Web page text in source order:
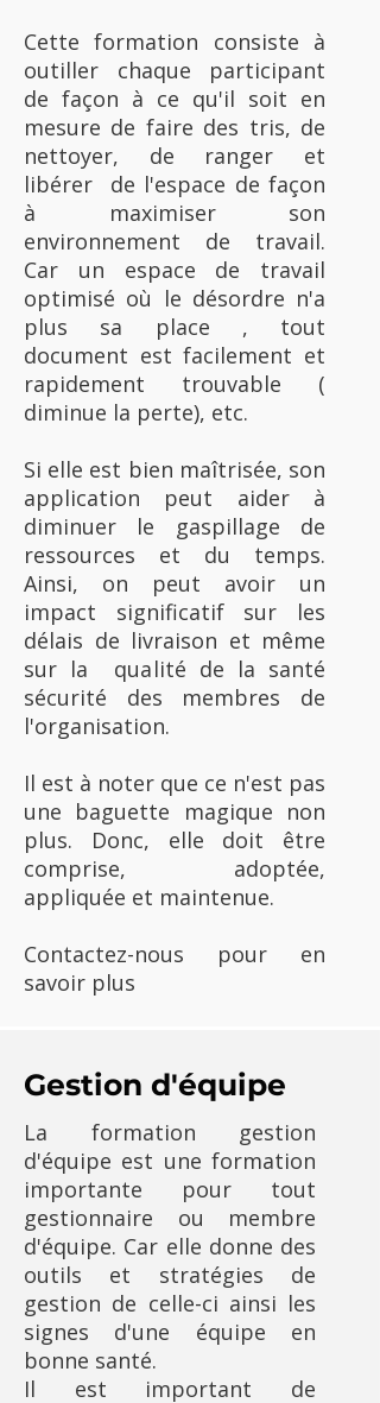
Cette formation consiste à
outiller chaque participant
de façon à ce qu'il soit en
mesure de faire des tris, de
nettoyer, de ranger et
libérer de l'espace de façon
à maximiser son
environnement de travail.
Car un espace de travail
optimisé où le désordre n'a
plus sa place , tout
document est facilement et
rapidement trouvable (
diminue la perte), etc.
Si elle est bien maîtrisée, son
application peut aider à
diminuer le gaspillage de
ressources et du temps.
Ainsi, on peut avoir un
impact significatif sur les
délais de livraison et même
sur la qualité de la santé
sécurité des membres de
l'organisation.
Il est à noter que ce n'est pas
une baguette magique non
plus. Donc, elle doit être
comprise, adoptée,
appliquée et maintenue.
Contactez-nous pour en
savoir plus
Gestion d'équipe
La formation gestion
d'équipe est une formation
importante pour tout
gestionnaire ou membre
d'équipe. Car elle donne des
outils et stratégies de
gestion de celle-ci ainsi les
signes d'une équipe en
bonne santé.
Il est important de